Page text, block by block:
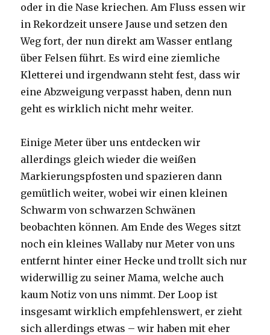
oder in die Nase kriechen. Am Fluss essen wir
in Rekordzeit unsere Jause und setzen den
Weg fort, der nun direkt am Wasser entlang
über Felsen führt. Es wird eine ziemliche
Kletterei und irgendwann steht fest, dass wir
eine Abzweigung verpasst haben, denn nun
geht es wirklich nicht mehr weiter.
Einige Meter über uns entdecken wir
allerdings gleich wieder die weißen
Markierungspfosten und spazieren dann
gemütlich weiter, wobei wir einen kleinen
Schwarm von schwarzen Schwänen
beobachten können. Am Ende des Weges sitzt
noch ein kleines Wallaby nur Meter von uns
entfernt hinter einer Hecke und trollt sich nur
widerwillig zu seiner Mama, welche auch
kaum Notiz von uns nimmt. Der Loop ist
insgesamt wirklich empfehlenswert, er zieht
sich allerdings etwas – wir haben mit eher